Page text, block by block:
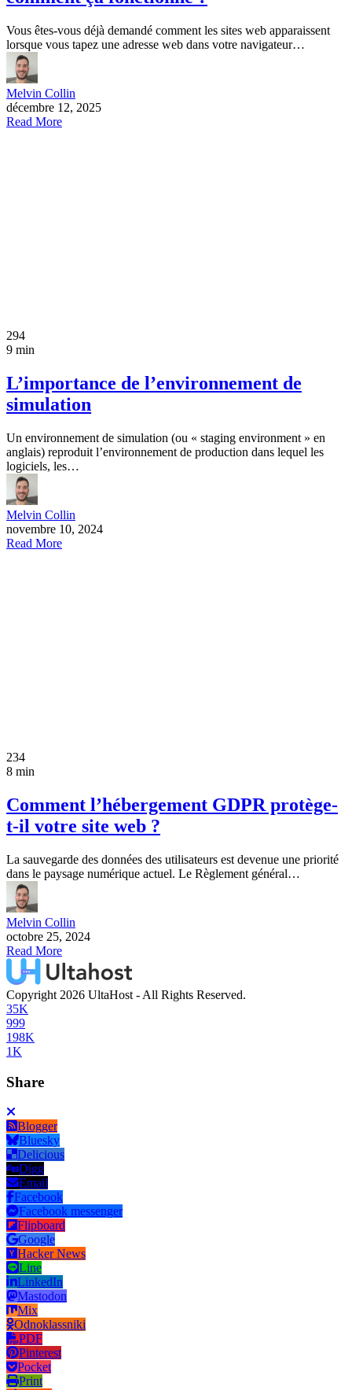
Vous êtes-vous déjà demandé comment les sites web apparaissent
lorsque vous tapez une adresse web dans votre navigateur…
Melvin Collin
décembre 12, 2025
Read More
294
9 min
L’importance de l’environnement de
simulation
Un environnement de simulation (ou « staging environment » en
anglais) reproduit l’environnement de production dans lequel les
logiciels, les…
Melvin Collin
novembre 10, 2024
Read More
234
8 min
Comment l’hébergement GDPR protège-
t-il votre site web ?
La sauvegarde des données des utilisateurs est devenue une priorité
dans le paysage numérique actuel. Le Règlement général…
Melvin Collin
octobre 25, 2024
Read More
Copyright 2026 UltaHost - All Rights Reserved.
35K
999
198K
1K
Share
Blogger
Bluesky
Delicious
Digg
Email
Facebook
Facebook messenger
Flipboard
Google
Hacker News
Line
LinkedIn
Mastodon
Mix
Odnoklassniki
PDF
Pinterest
Pocket
Print